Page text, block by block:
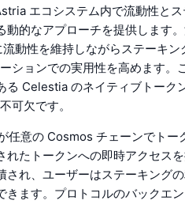
エコシステム内で流動性と
動的なアプローチを提供します
動性を維持しながらステーキ
ションでの実用性を高めます。
る Celestia のネイティブトーク
可欠です。
任意の Cosmos チェーンでトー
れたトークンへの即時アクセス
れ、ユーザーはステーキング
ます。プロトコルのバックエ